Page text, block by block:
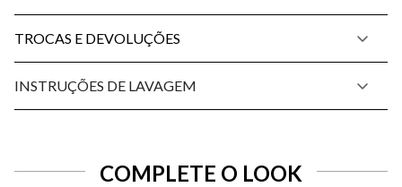
TROCAS E DEVOLUÇÕES
INSTRUÇÕES DE LAVAGEM
COMPLETE O LOOK